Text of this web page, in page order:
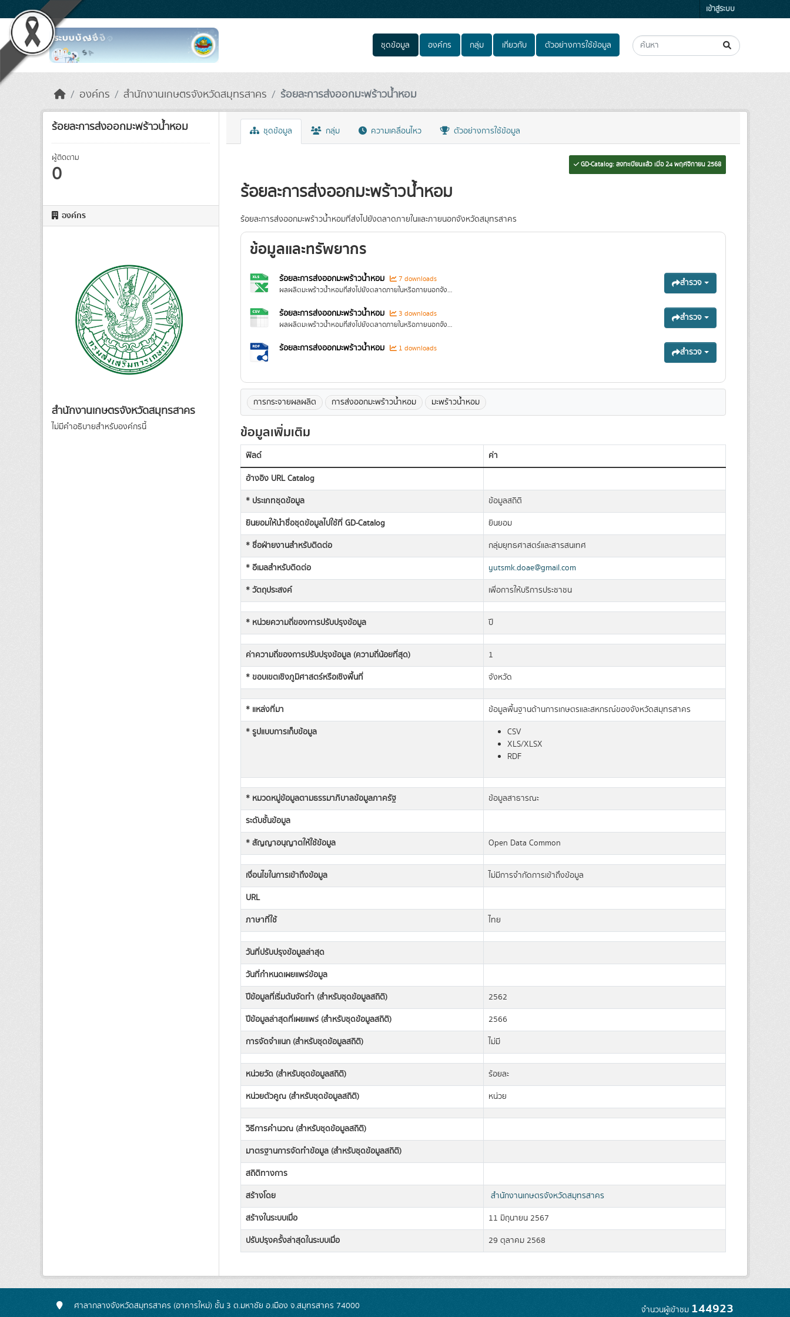
Skip to main content เข้าสู่ระบบ
ชุดข้อมูล องค์กร กลุ่ม เกี่ยวกับ ตัวอย่างการใช้ข้อมูล
องค์กร สำนักงานเกษตรจังหวัดสมุทรสาคร ร้อยละการส่งออกมะพร้าวน้ำหอม
ร้อยละการส่งออกมะพร้าวน้ำหอม
ผู้ติดตาม
0
องค์กร
สำนักงานเกษตรจังหวัดสมุทรสาคร
ไม่มีคำอธิบายสำหรับองค์กรนี้
ชุดข้อมูล กลุ่ม ความเคลื่อนไหว ตัวอย่างการใช้ข้อมูล
GD-Catalog: ลงทะเบียนแล้ว เมื่อ 24 พฤศจิกายน 2568
ร้อยละการส่งออกมะพร้าวน้ำหอม
ร้อยละการส่งออกมะพร้าวน้ำหอมที่ส่งไปยังตลาดภายในและภายนอกจังหวัดสมุทรสาคร
ข้อมูลและทรัพยากร
ร้อยละการส่งออกมะพร้าวน้ำหอม
7 downloads
ผลผลิตมะพร้าวน้ำหอมที่ส่งไปยังตลาดภายในหรือภายนอกจังหวัดสมุทรสาคร
สำรวจ
ร้อยละการส่งออกมะพร้าวน้ำหอม
3 downloads
ผลผลิตมะพร้าวน้ำหอมที่ส่งไปยังตลาดภายในหรือภายนอกจังหวัดสมุทรสาคร
สำรวจ
ร้อยละการส่งออกมะพร้าวน้ำหอม 1 downloads สำรวจ
การกระจายผลผลิต การส่งออกมะพร้าวน้ำหอม มะพร้าวน้ำหอม
ข้อมูลเพิ่มเติม
ฟิลด์
ค่า
อ้างอิง URL Catalog
* ประเภทชุดข้อมูล
ข้อมูลสถิติ
ยินยอมให้นำชื่อชุดข้อมูลไปใช้ที่ GD-Catalog
ยินยอม
* ชื่อฝ่ายงานสำหรับติดต่อ
กลุ่มยุทธศาสตร์และสารสนเทศ
* อีเมลสำหรับติดต่อ
yutsmk.doae@gmail.com
* วัตถุประสงค์
เพื่อการให้บริการประชาชน
* หน่วยความถี่ของการปรับปรุงข้อมูล ปี
ค่าความถี่ของการปรับปรุงข้อมูล (ความถี่น้อยที่สุด)
1
* ขอบเขตเชิงภูมิศาสตร์หรือเชิงพื้นที่
จังหวัด
* แหล่งที่มา
ข้อมูลพื้นฐานด้านการเกษตรและสหกรณ์ของจังหวัดสมุทรสาคร
* รูปแบบการเก็บข้อมูล
CSV
XLS/XLSX
RDF
* หมวดหมู่ข้อมูลตามธรรมาภิบาลข้อมูลภาครัฐ
ข้อมูลสาธารณะ
ระดับชั้นข้อมูล
* สัญญาอนุญาตให้ใช้ข้อมูล
Open Data Common
เงื่อนไขในการเข้าถึงข้อมูล
ไม่มีการจำกัดการเข้าถึงข้อมูล
URL
ภาษาที่ใช้
ไทย
วันที่ปรับปรุงข้อมูลล่าสุด
วันที่กำหนดเผยแพร่ข้อมูล
ปีข้อมูลที่เริ่มต้นจัดทำ (สำหรับชุดข้อมูลสถิติ)
2562
ปีข้อมูลล่าสุดที่เผยแพร่ (สำหรับชุดข้อมูลสถิติ)
2566
การจัดจำแนก (สำหรับชุดข้อมูลสถิติ)
ไม่มี
หน่วยวัด (สำหรับชุดข้อมูลสถิติ)
ร้อยละ
หน่วยตัวคูณ (สำหรับชุดข้อมูลสถิติ)
หน่วย
วิธีการคำนวณ (สำหรับชุดข้อมูลสถิติ)
มาตรฐานการจัดทำข้อมูล (สำหรับชุดข้อมูลสถิติ)
สถิติทางการ
สร้างโดย
สำนักงานเกษตรจังหวัดสมุทรสาคร
สร้างในระบบเมื่อ
11 มิถุนายน 2567
ปรับปรุงครั้งล่าสุดในระบบเมื่อ
29 ตุลาคม 2568
ศาลากลางจังหวัดสมุทรสาคร (อาคารใหม่) ชั้น 3 ต.มหาชัย อ.เมือง จ.สมุทรสาคร 74000 จำนวนผู้เข้าชม 144923